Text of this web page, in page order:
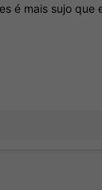
é mais sujo que